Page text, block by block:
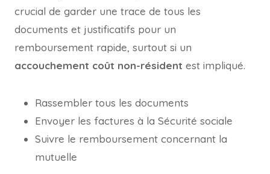
crucial de garder une trace de tous les
documents et justificatifs pour un
remboursement rapide, surtout si un
accouchement coût non-résident est impliqué.
Rassembler tous les documents
Envoyer les factures à la Sécurité sociale
Suivre le remboursement concernant la
mutuelle